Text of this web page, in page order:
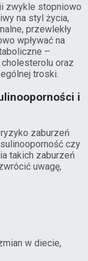
zwykle stopniowo
na styl życia,
przewlekły
wpływać na
–
oraz
troski.
i
zaburzeń
czy
takich zaburzeń
uwagę,
w diecie,